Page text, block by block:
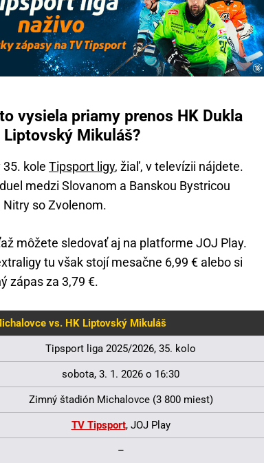
vysiela priamy prenos HK Dukla
Mikuláš?
kole Tipsport ligy, žiaľ, v televízii nájdete.
medzi Slovanom a Banskou Bystricou
so Zvolenom.
môžete sledovať aj na platforme JOJ Play.
tu však stojí mesačne 6,99 € alebo si
zápas za 3,79 €.
vs. HK Liptovský Mikuláš
Tipsport liga 2025/2026, 35. kolo
sobota, 3. 1. 2026 o 16:30
Zimný štadión Michalovce (3 800 miest)
TV Tipsport, JOJ Play
–